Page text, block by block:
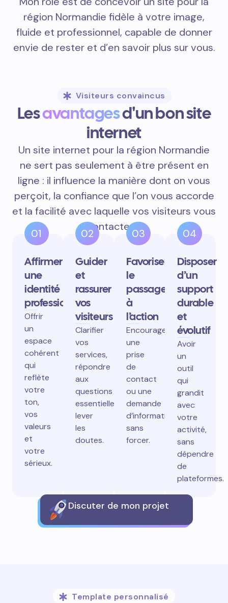
région Normandie fidèle à votre image,
fluide et professionnel, capable de donner
envie de rester et d’en savoir plus sur vous.
Visiteurs convaincus
Lesavantagesd'un bon site
internet
Un site internet pour la région Normandie
ne sert pas seulement à être présent en
ligne : il influence la manière dont on vous
perçoit, la confiance que l’on vous accorde
et la facilité avec laquelle vos visiteurs vous
contactent.
01
Affirmer
une
identité
professionnelle
Offrir
un
espace
cohérent
qui
reflète
votre
ton,
vos
valeurs
et
votre
sérieux.
02
Guider
et
rassurer
vos
visiteurs
Clarifier
vos
services,
répondre
aux
questions
essentielles,
lever
les
doutes.
03
Favoriser
le
passage
à
l’action
Encourager
une
prise
de
contact
ou une
demande
d’information
sans
forcer.
04
Disposer
d’un
support
durable
et
évolutif
Avoir
un
outil
qui
grandit
avec
votre
activité,
sans
dépendre
de
plateformes.
Discuter de mon projet
Template personnalisé